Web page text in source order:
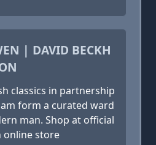
| DAVID BECKH
classics in partnership
form a curated ward
man. Shop at official
online store